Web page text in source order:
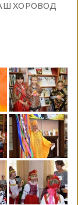
ХОРОВОД